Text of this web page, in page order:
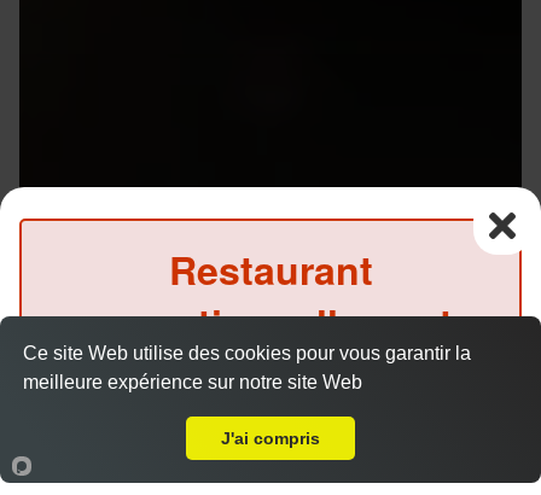
Menu V1 - Gyoza
Accueil Panier Compte
Restaurant
exceptionnellement
fermé ce midi
(Précommande possible)
Ce site Web utilise des cookies pour vous garantir la
meilleure expérience sur notre site Web
J'ai compris